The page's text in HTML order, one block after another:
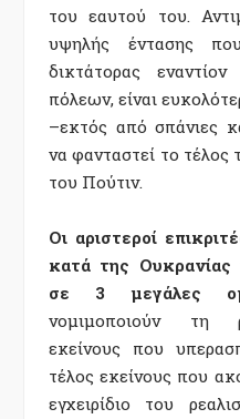
του εαυτού του.
υψηλής έντασης
δικτάτορας
πόλεων, είναι
–εκτός από σπάνιες
να φανταστεί το
του Πούτιν.
Οι αριστεροί
κατά της
σε 3 μεγάλες
νομιμοποιούν τη
εκείνους που
τέλος εκείνους που
εγχειρίδιο του